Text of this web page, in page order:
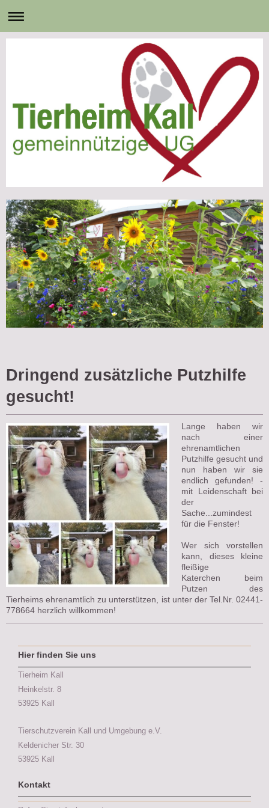
Dringend zusätzliche Putzhilfe
gesucht!
Lange haben wir
nach einer
ehrenamtlichen
Putzhilfe gesucht und
nun haben wir sie
endlich gefunden! -
mit Leidenschaft bei
der
Sache...zumindest
für die Fenster!
Wer sich vorstellen
kann, dieses kleine
fleißige
Katerchen beim
Putzen des
Tierheims ehrenamtlich zu unterstützen, ist unter der Tel.Nr. 02441-
778664 herzlich willkommen!
Hier finden Sie uns
Tierheim Kall
Heinkelstr. 8
53925 Kall
Tierschutzverein Kall und Umgebung e.V.
Keldenicher Str. 30
53925 Kall
Kontakt